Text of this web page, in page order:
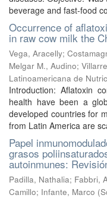
beverage and fast-food
Occurrence of
in raw cow milk the
Vega, Aracelly;
Melgar M., Audino;
Latinoamericana de
Introduction: Aflatoxin
health have been a
developed countries for
from Latin America are
Papel
grasos
autoinmunes:
Padilla, Nathalia; Fabbri,
Camillo; Infante, Marco (